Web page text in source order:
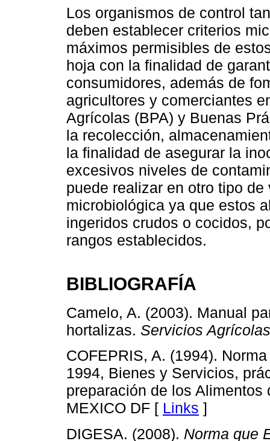
Los organismos de control
deben establecer criterios
máximos permisibles de
hoja con la finalidad de
consumidores, además de
agricultores y comerciantes
Agrícolas (BPA) y Buenas
la recolección,
la finalidad de asegurar la
excesivos niveles de
puede realizar en otro tipo
microbiológica ya que estos
ingeridos crudos o cocidos,
rangos establecidos.
BIBLIOGRAFÍA
Camelo, A. (2003). Manual
hortalizas. Servicios
COFEPRIS, A. (1994).
1994, Bienes y Servicios,
preparación de los
MEXICO DF [ Links ]
DIGESA. (2008). Norma que